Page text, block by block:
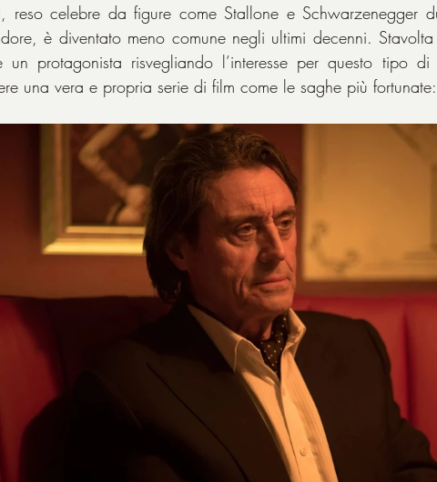
reso celebre da figure come Stallone e Schwarzenegger
è diventato meno comune negli ultimi decenni.
un protagonista risvegliando l’interesse per questo tipo
una vera e propria serie di film come le saghe più